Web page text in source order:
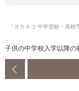
「オカネコ 中学受験・高
子供の中学校入学以降の